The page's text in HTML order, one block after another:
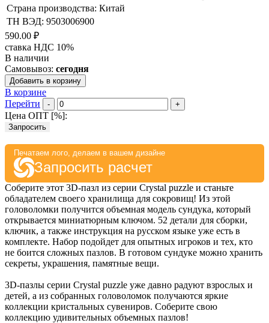
Страна производства: Китай
ТН ВЭД: 9503006900
590.00 ₽
ставка НДС 10%
В наличии
Самовывоз: сегодня
Добавить в корзину
В корзине
Перейти
- +
Цена ОПТ [%]:
Запросить
Печатаем лого, делаем в вашем дизайне
Запросить расчет
Соберите этот 3D-пазл из серии Crystal puzzle и станьте
обладателем своего хранилища для сокровищ! Из этой
головоломки получится объемная модель сундука, который
открывается миниатюрным ключом. 52 детали для сборки,
ключик, а также инструкция на русском языке уже есть в
комплекте. Набор подойдет для опытных игроков и тех, кто
не боится сложных пазлов. В готовом сундуке можно хранить
секреты, украшения, памятные вещи.
3D-пазлы серии Crystal puzzle уже давно радуют взрослых и
детей, а из собранных головоломок получаются яркие
коллекции кристальных сувениров. Соберите свою
коллекцию удивительных объемных пазлов!